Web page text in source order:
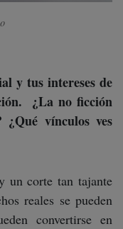
y tus intereses de
¿La no ficción
vínculos ves
un corte tan tajante
reales se pueden
convertirse en